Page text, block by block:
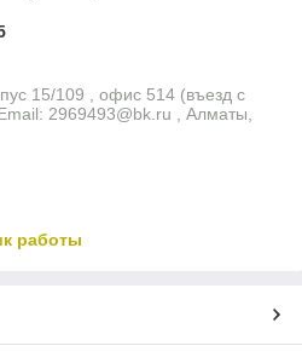
15/109 , офис 514 (въезд с
2969493@bk.ru , Алматы,
работы